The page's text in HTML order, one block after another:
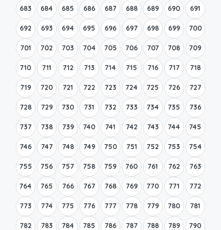
683 684 685 686 687 688 689 690 691
692 693 694 695 696 697 698 699 700
701 702 703 704 705 706 707 708 709
710 711 712 713 714 715 716 717 718
719 720 721 722 723 724 725 726 727
728 729 730 731 732 733 734 735 736
737 738 739 740 741 742 743 744 745
746 747 748 749 750 751 752 753 754
755 756 757 758 759 760 761 762 763
764 765 766 767 768 769 770 771 772
773 774 775 776 777 778 779 780 781
782 783 784 785 786 787 788 789 790